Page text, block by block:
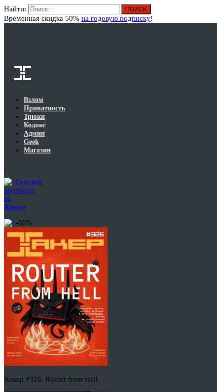
Найти:
Временная скидка 50% на годовую подписку!
Взлом
Приватность
Трюки
Кодинг
Админ
Geek
Магазин
Годовая
подписка
на
Хакер
-50%
Хакер #326. Router from Hell